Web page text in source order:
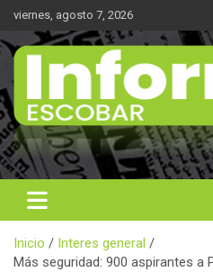
Saltar
contenido
viernes, agosto 7, 2026
Informe 21
Noticas reales
Inicio
Interes general
Más seguridad: 900 aspirantes a